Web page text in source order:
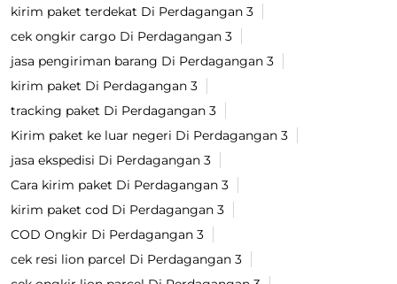
kirim paket terdekat Di Perdagangan 3
cek ongkir cargo Di Perdagangan 3
jasa pengiriman barang Di Perdagangan 3
kirim paket Di Perdagangan 3
tracking paket Di Perdagangan 3
Kirim paket ke luar negeri Di Perdagangan 3
jasa ekspedisi Di Perdagangan 3
Cara kirim paket Di Perdagangan 3
kirim paket cod Di Perdagangan 3
COD Ongkir Di Perdagangan 3
cek resi lion parcel Di Perdagangan 3